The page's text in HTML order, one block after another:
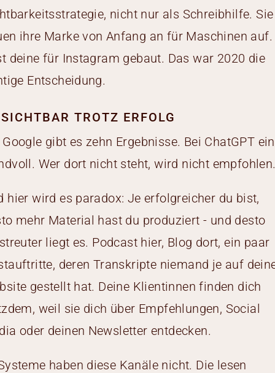
nicht nur als Schreibhilfe. Sie
ihre Marke von Anfang an für Maschinen auf.
deine für Instagram gebaut. Das war 2020 die
Entscheidung.
TROTZ ERFOLG
Google gibt es zehn Ergebnisse. Bei ChatGPT
Wer dort nicht steht, wird nicht
hier wird es paradox: Je erfolgreicher du bist,
mehr Material hast du produziert - und desto
liegt es. Podcast hier, Blog dort, ein paar
deren Transkripte niemand je auf
gestellt hat. Deine Klientinnen finden dich
weil sie dich über Empfehlungen, Social
oder deinen Newsletter entdecken.
haben diese Kanäle nicht. Die lesen